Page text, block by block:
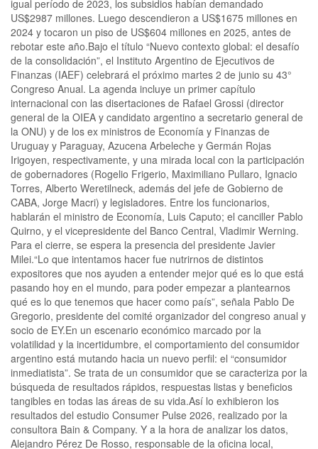
igual período de 2023, los subsidios habían demandado
US$2987 millones. Luego descendieron a US$1675 millones en
2024 y tocaron un piso de US$604 millones en 2025, antes de
rebotar este año.Bajo el título “Nuevo contexto global: el desafío
de la consolidación”, el Instituto Argentino de Ejecutivos de
Finanzas (IAEF) celebrará el próximo martes 2 de junio su 43°
Congreso Anual. La agenda incluye un primer capítulo
internacional con las disertaciones de Rafael Grossi (director
general de la OIEA y candidato argentino a secretario general de
la ONU) y de los ex ministros de Economía y Finanzas de
Uruguay y Paraguay, Azucena Arbeleche y Germán Rojas
Irigoyen, respectivamente, y una mirada local con la participación
de gobernadores (Rogelio Frigerio, Maximiliano Pullaro, Ignacio
Torres, Alberto Weretilneck, además del jefe de Gobierno de
CABA, Jorge Macri) y legisladores. Entre los funcionarios,
hablarán el ministro de Economía, Luis Caputo; el canciller Pablo
Quirno, y el vicepresidente del Banco Central, Vladimir Werning.
Para el cierre, se espera la presencia del presidente Javier
Milei.“Lo que intentamos hacer fue nutrirnos de distintos
expositores que nos ayuden a entender mejor qué es lo que está
pasando hoy en el mundo, para poder empezar a plantearnos
qué es lo que tenemos que hacer como país”, señala Pablo De
Gregorio, presidente del comité organizador del congreso anual y
socio de EY.En un escenario económico marcado por la
volatilidad y la incertidumbre, el comportamiento del consumidor
argentino está mutando hacia un nuevo perfil: el “consumidor
inmediatista”. Se trata de un consumidor que se caracteriza por la
búsqueda de resultados rápidos, respuestas listas y beneficios
tangibles en todas las áreas de su vida.Así lo exhibieron los
resultados del estudio Consumer Pulse 2026, realizado por la
consultora Bain & Company. Y a la hora de analizar los datos,
Alejandro Pérez De Rosso, responsable de la oficina local,